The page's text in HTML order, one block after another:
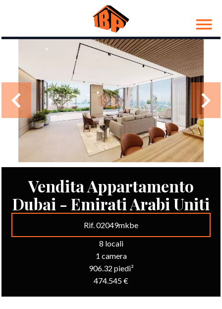
Vendita Appartamento
Dubai - Emirati Arabi Uniti
Rif. 02049mkbe
8 locali
1 camera
906.32 piedi²
474.545 €